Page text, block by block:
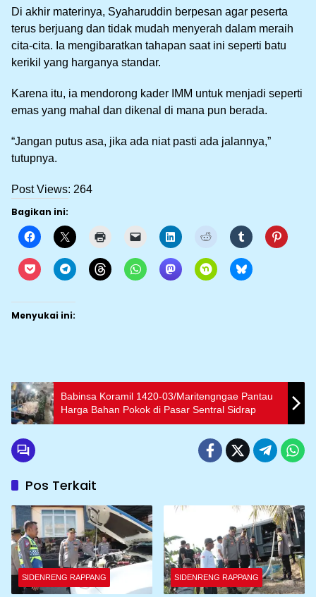
Di akhir materinya, Syaharuddin berpesan agar peserta
terus berjuang dan tidak mudah menyerah dalam meraih
cita-cita. Ia mengibaratkan tahapan saat ini seperti batu
kerikil yang harganya standar.
Karena itu, ia mendorong kader IMM untuk menjadi seperti
emas yang mahal dan dikenal di mana pun berada.
“Jangan putus asa, jika ada niat pasti ada jalannya,”
tutupnya.
Post Views: 264
Bagikan ini:
Menyukai ini:
Babinsa Koramil 1420-03/Maritengngae Pantau
Harga Bahan Pokok di Pasar Sentral Sidrap
Pos Terkait
SIDENRENG RAPPANG SIDENRENG RAPPANG